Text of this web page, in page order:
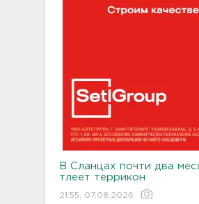
В Сланцах почти два
тлеет террикон
21:55, 07.08.2026